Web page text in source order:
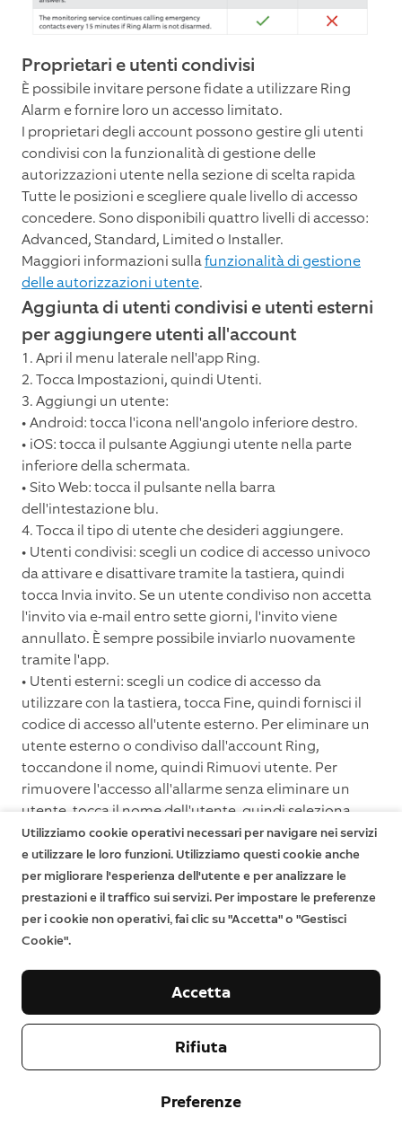
Proprietari e utenti condivisi
È possibile invitare persone fidate a utilizzare Ring
Alarm e fornire loro un accesso limitato.
I proprietari degli account possono gestire gli utenti
condivisi con la funzionalità di gestione delle
autorizzazioni utente nella sezione di scelta rapida
Tutte le posizioni e scegliere quale livello di accesso
concedere. Sono disponibili quattro livelli di accesso:
Advanced, Standard, Limited o Installer.
Maggiori informazioni sullafunzionalità di gestione
delle autorizzazioni utente.
Aggiunta di utenti condivisi e utenti esterni
per aggiungere utenti all'account
1. Apri il menu laterale nell'app Ring.
2. Tocca Impostazioni, quindi Utenti.
3. Aggiungi un utente:
• Android: tocca l'icona nell'angolo inferiore destro.
• iOS: tocca il pulsante Aggiungi utente nella parte
inferiore della schermata.
• Sito Web: tocca il pulsante nella barra
dell'intestazione blu.
4. Tocca il tipo di utente che desideri aggiungere.
• Utenti condivisi: scegli un codice di accesso univoco
da attivare e disattivare tramite la tastiera, quindi
tocca Invia invito. Se un utente condiviso non accetta
l'invito via e-mail entro sette giorni, l'invito viene
annullato. È sempre possibile inviarlo nuovamente
tramite l'app.
• Utenti esterni: scegli un codice di accesso da
utilizzare con la tastiera, tocca Fine, quindi fornisci il
codice di accesso all'utente esterno. Per eliminare un
utente esterno o condiviso dall'account Ring,
toccandone il nome, quindi Rimuovi utente. Per
rimuovere l'accesso all'allarme senza eliminare un
utente, tocca il nome dell'utente, quindi seleziona
l'interruttore accanto alla stazione base dell'allarme.
Come attivare l'allarme d'emergenza:
Ring Alarm è dotato di un allarme anti-panico nel caso
in cui si verifichi un'emergenza mentre sei a casa. Per
attivarlo, tieni premuti contemporaneamente i
pulsanti X e ✓ sulla tastiera per tre secondi.
Utilizziamo cookie operativi necessari per navigare nei servizi
e utilizzare le loro funzioni. Utilizziamo questi cookie anche
per migliorare l'esperienza dell'utente e per analizzare le
prestazioni e il traffico sui servizi. Per impostare le preferenze
per i cookie non operativi, fai clic su "Accetta" o "Gestisci
Cookie".
Preferenze
Rifiuta
Accetta